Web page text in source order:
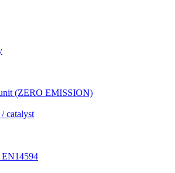
(ZERO EMISSION)
catalyst
EN14594